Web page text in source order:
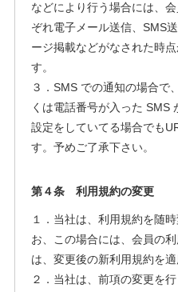
などにより行う場合には、
ぞれ電子メール送信、SMS
ージ掲載などがなされた時
す。
３．SMS での通知の場合で
くは電話番号が入った SMS
設定をしていてる場合でも
す。予めご了承下さい。
第４条 利用規約の変更
１．当社は、利用規約を随
お、この場合には、会員の
は、変更後の新利用規約を適
２．当社は、前項の変更を